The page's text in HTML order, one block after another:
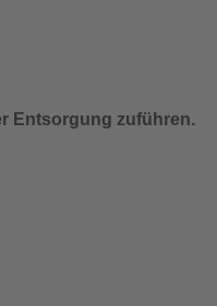
Entsorgung zuführen.